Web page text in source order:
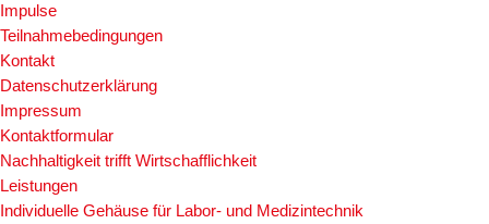
Impulse
Teilnahmebedingungen
Kontakt
Datenschutzerklärung
Impressum
Kontaktformular
Nachhaltigkeit trifft Wirtschafflichkeit
Leistungen
Individuelle Gehäuse für Labor- und Medizintechnik